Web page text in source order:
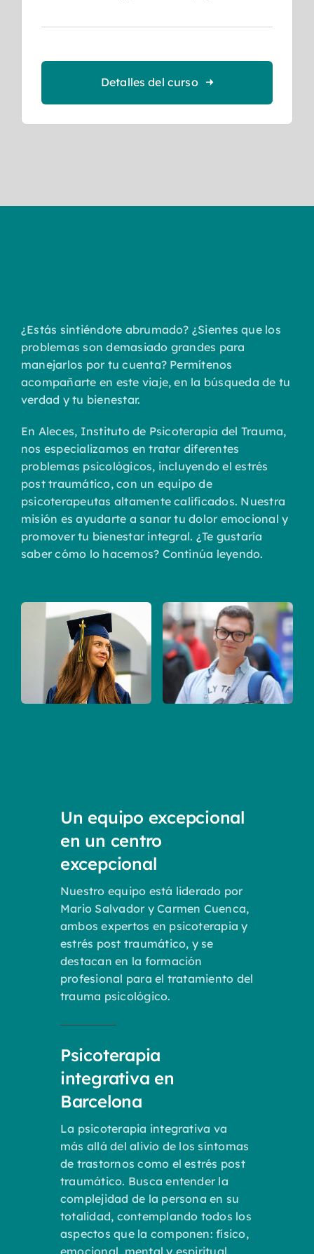
Detalles del curso
¿Estás sintiéndote abrumado? ¿Sientes que los
problemas son demasiado grandes para
manejarlos por tu cuenta? Permítenos
acompañarte en este viaje, en la búsqueda de tu
verdad y tu bienestar.
En Aleces, Instituto de Psicoterapia del Trauma,
nos especializamos en tratar diferentes
problemas psicológicos, incluyendo el estrés
post traumático, con un equipo de
psicoterapeutas altamente calificados. Nuestra
misión es ayudarte a sanar tu dolor emocional y
promover tu bienestar integral. ¿Te gustaría
saber cómo lo hacemos? Continúa leyendo.
Un equipo excepcional
en un centro
excepcional
Nuestro equipo está liderado por
Mario Salvador y Carmen Cuenca,
ambos expertos en psicoterapia y
estrés post traumático, y se
destacan en la formación
profesional para el tratamiento del
trauma psicológico.
Psicoterapia
integrativa en
Barcelona
La psicoterapia integrativa va
más allá del alivio de los síntomas
de trastornos como el estrés post
traumático. Busca entender la
complejidad de la persona en su
totalidad, contemplando todos los
aspectos que la componen: físico,